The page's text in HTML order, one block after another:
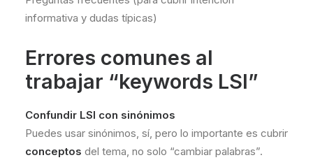
informativa y dudas típicas)
Errores comunes al
trabajar “keywords LSI”
Confundir LSI con sinónimos
Puedes usar sinónimos, sí, pero lo importante es cubrir
conceptos del tema, no solo “cambiar palabras”.